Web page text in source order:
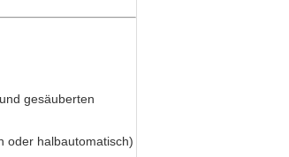
gesäuberten
oder halbautomatisch)